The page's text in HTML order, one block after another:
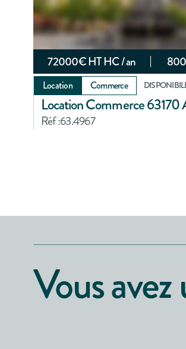
72000€ HT HC / an 800
Location Commerce
Location Commerce 63170
Réf :63.4967
Vous